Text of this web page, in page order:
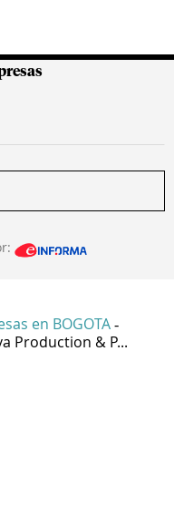
en BOGOTA -
Production & P...